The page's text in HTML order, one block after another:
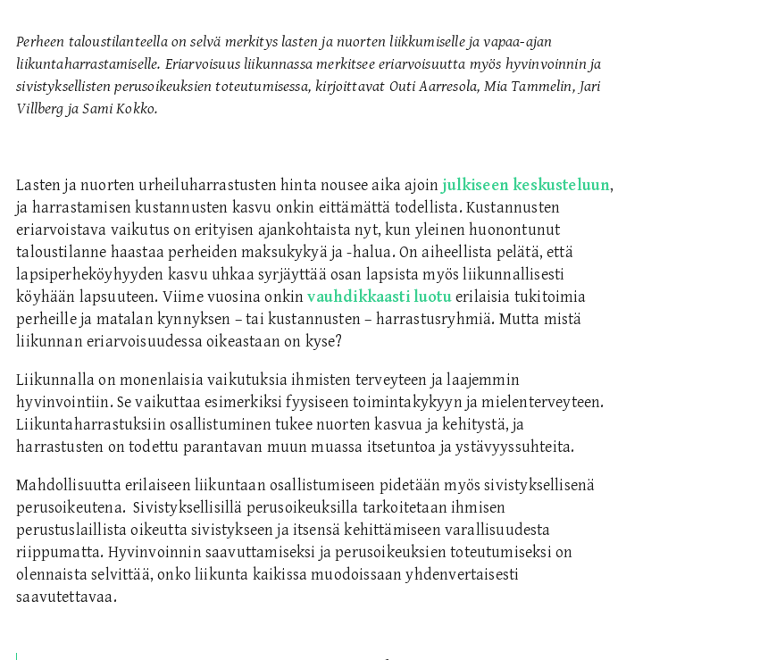
Perheen taloustilanteella on selvä merkitys lasten ja nuorten liikkumiselle ja vapaa-ajan
liikuntaharrastamiselle. Eriarvoisuus liikunnassa merkitsee eriarvoisuutta myös hyvinvoinnin ja
sivistyksellisten perusoikeuksien toteutumisessa, kirjoittavat Outi Aarresola, Mia Tammelin, Jari
Villberg ja Sami Kokko.
Lasten ja nuorten urheiluharrastusten hinta nousee aika ajoin julkiseen keskusteluun,
ja harrastamisen kustannusten kasvu onkin eittämättä todellista. Kustannusten
eriarvoistava vaikutus on erityisen ajankohtaista nyt, kun yleinen huonontunut
taloustilanne haastaa perheiden maksukykyä ja -halua. On aiheellista pelätä, että
lapsiperheköyhyyden kasvu uhkaa syrjäyttää osan lapsista myös liikunnallisesti
köyhään lapsuuteen. Viime vuosina onkinvauhdikkaasti luotuerilaisia tukitoimia
perheille ja matalan kynnyksen – tai kustannusten – harrastusryhmiä. Mutta mistä
liikunnan eriarvoisuudessa oikeastaan on kyse?
Liikunnalla on monenlaisia vaikutuksia ihmisten terveyteen ja laajemmin
hyvinvointiin. Se vaikuttaa esimerkiksi fyysiseen toimintakykyyn ja mielenterveyteen.
Liikuntaharrastuksiin osallistuminen tukee nuorten kasvua ja kehitystä, ja
harrastusten on todettu parantavan muun muassa itsetuntoa ja ystävyyssuhteita.
Mahdollisuutta erilaiseen liikuntaan osallistumiseen pidetään myös sivistyksellisenä
perusoikeutena. Sivistyksellisillä perusoikeuksilla tarkoitetaan ihmisen
perustuslaillista oikeutta sivistykseen ja itsensä kehittämiseen varallisuudesta
riippumatta. Hyvinvoinnin saavuttamiseksi ja perusoikeuksien toteutumiseksi on
olennaista selvittää, onko liikunta kaikissa muodoissaan yhdenvertaisesti
saavutettavaa.